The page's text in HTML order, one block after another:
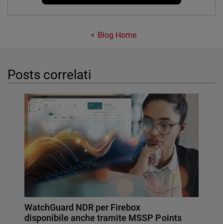
Blog Home
Posts correlati
WatchGuard NDR per Firebox
disponibile anche tramite MSSP Points